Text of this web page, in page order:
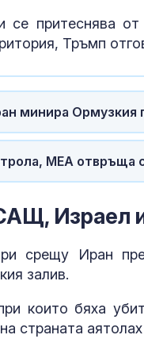
притеснява от
Тръмп
минира Ормузкия
МЕА
Израел
срещу Иран
залив.
които бяха
страната